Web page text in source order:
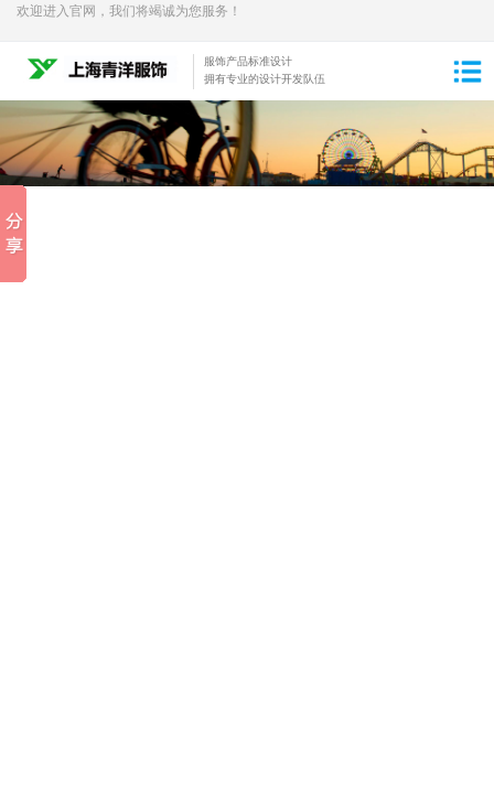
欢迎进入官网，我们将竭诚为您服务！
服饰产品标准设计
拥有专业的设计开发队伍